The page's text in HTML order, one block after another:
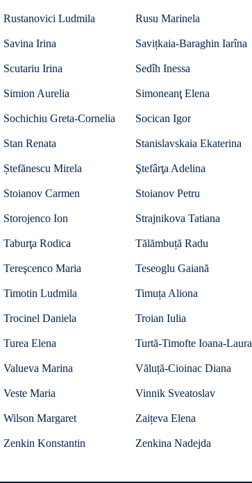
Rustanovici Ludmila Rusu Marinela
Savina Irina Savițkaia-Baraghin Iarîna
Scutariu Irina Sedîh Inessa
Simion Aurelia Simoneanţ Elena
Sochichiu Greta-Cornelia Socican Igor
Stan Renata Stanislavskaia Ekaterina
Ștefănescu Mirela Ştefârţa Adelina
Stoianov Carmen Stoianov Petru
Storojenco Ion Strajnikova Tatiana
Taburţa Rodica Tălămbuță Radu
Tereşcenco Maria Teseoglu Gaiană
Timotin Ludmila Timuța Aliona
Trocinel Daniela Troian Iulia
Turea Elena Turtă-Timofte Ioana-Laura
Valueva Marina Văluță-Cioinac Diana
Veste Maria Vinnik Sveatoslav
Wilson Margaret Zaițeva Elena
Zenkin Konstantin Zenkina Nadejda